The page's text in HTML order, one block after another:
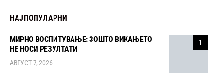
НАЈПОПУЛАРНИ
1
МИРНО ВОСПИТУВАЊЕ: ЗОШТО ВИКАЊЕТО
НЕ НОСИ РЕЗУЛТАТИ
АВГУСТ 7, 2026